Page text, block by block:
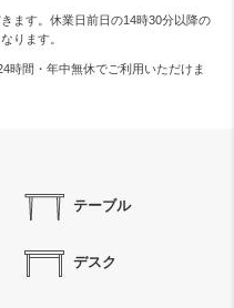
ます。休業日前日の14時30分以降の
ります。
時間・年中無休でご利用いただけま
テーブル
デスク